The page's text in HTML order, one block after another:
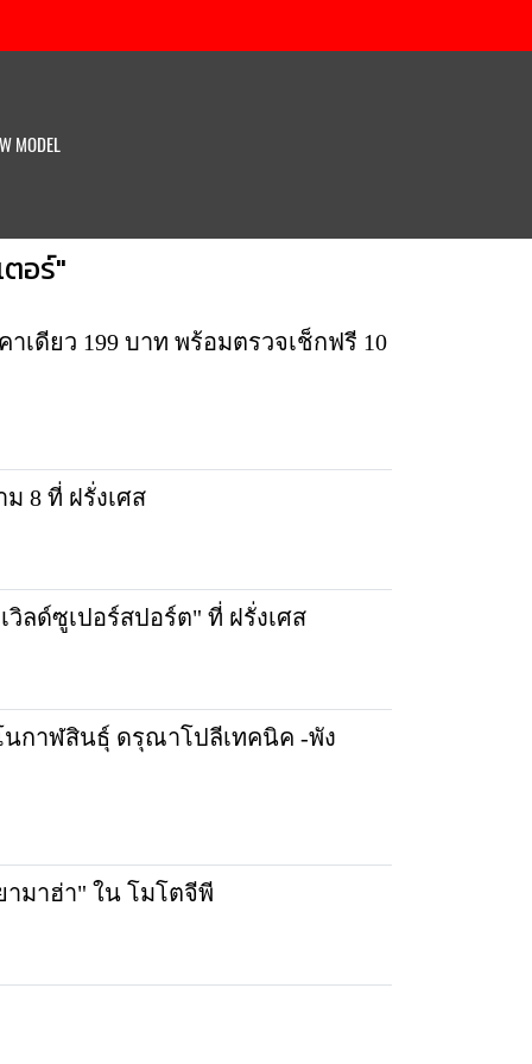
MODEL
อร์"
เดียว 199 บาท พร้อมตรวจเช็กฟรี 10
8 ที่ ฝรั่งเศส
ลด์ซูเปอร์สปอร์ต" ที่ ฝรั่งเศส
นกาฬสินธุ์ ดรุณาโปลีเทคนิค -พัง
มาฮ่า" ใน โมโตจีพี